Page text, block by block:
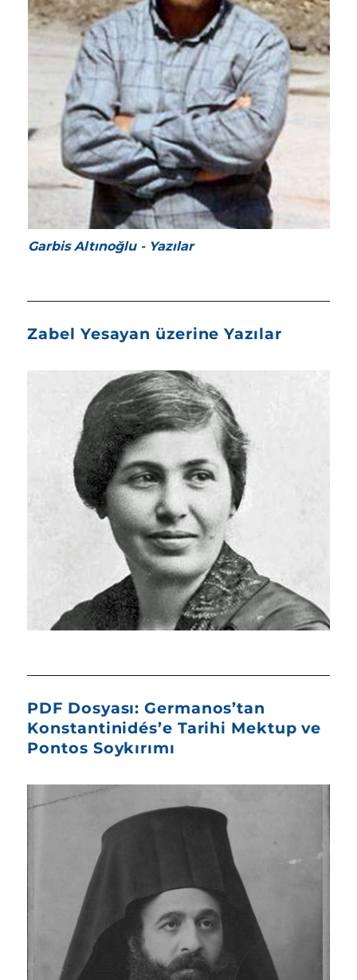
Garbis Altınoğlu - Yazılar
Zabel Yesayan üzerine Yazılar
PDF Dosyası: Germanos’tan
Konstantinidés’e Tarihi Mektup ve
Pontos Soykırımı